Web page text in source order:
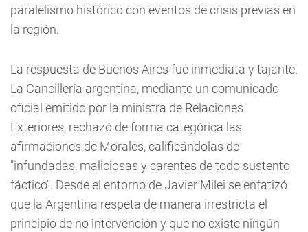
paralelismo histórico con eventos de crisis previas en
la región.
La respuesta de Buenos Aires fue inmediata y tajante.
La Cancillería argentina, mediante un comunicado
oficial emitido por la ministra de Relaciones
Exteriores, rechazó de forma categórica las
afirmaciones de Morales, calificándolas de
"infundadas, maliciosas y carentes de todo sustento
fáctico". Desde el entorno de Javier Milei se enfatizó
que la Argentina respeta de manera irrestricta el
principio de no intervención y que no existe ningún